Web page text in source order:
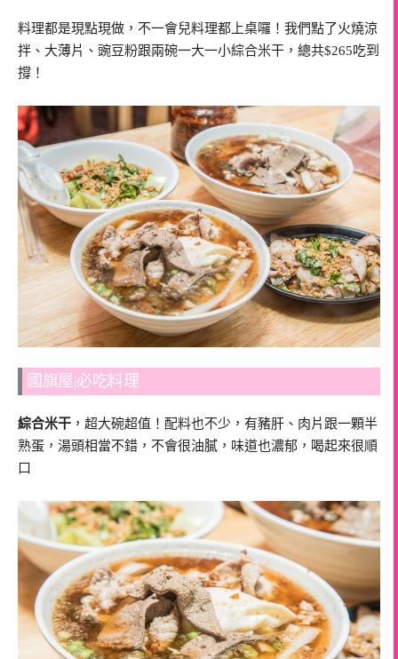
料理都是現點現做，不一會兒料理都上桌囉！我們點了火燒涼
拌、大薄片、豌豆粉跟兩碗一大一小綜合米干，總共$265吃到
撐！
國旗屋|必吃料理
綜合米干 ，超大碗超值！配料也不少，有豬肝、肉片跟一顆半
熟蛋，湯頭相當不錯，不會很油膩，味道也濃郁，喝起來很順
口